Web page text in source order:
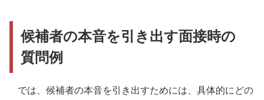
候補者の本音を引き出す面接時の
質問例
では、候補者の本音を引き出すためには、具体的にどの